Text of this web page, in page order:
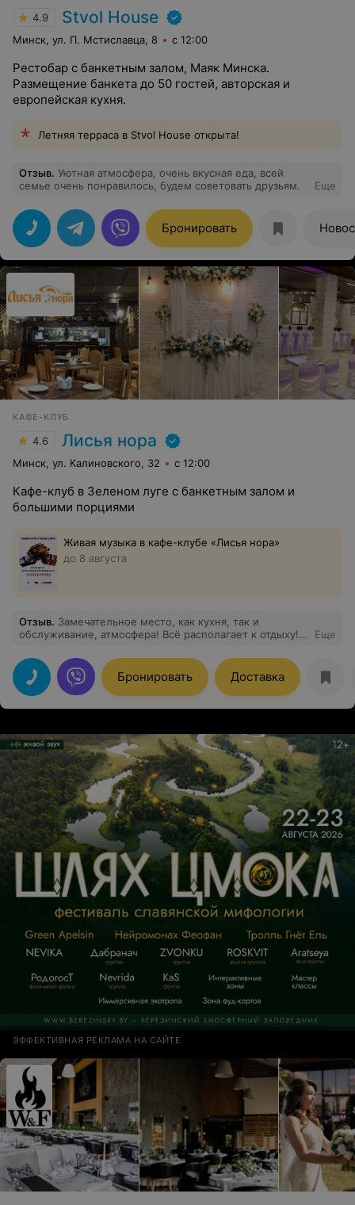
4.9 Stvol House
Минск, ул. П. Мстиславца, 8 с 12:00
Рестобар с банкетным залом, Маяк Минска.
Размещение банкета до 50 гостей, авторская и
европейская кухня.
Летняя терраса в Stvol House открыта!
Отзыв. Уютная атмосфера, очень вкусная еда, всей
семье очень понравилось, будем советовать друзьям.
Еще
Бронировать
КАФЕ-КЛУБ
4.6 Лисья нора
Минск, ул. Калиновского, 32 с 12:00
Кафе-клуб в Зеленом луге с банкетным залом и
большими порциями
Живая музыка в кафе-клубе «Лисья нора»
до 8 августа
Отзыв. Замечательное место, как кухня, так и
обслуживание, атмосфера! Всё располагает к отдыху!
душевность и потрясающий вкус блюд! Отмечали
юбилей 20.09.2025. в это заведение хочется вернуться
снова!
Еще
Бронировать Доставка
ЭФФЕКТИВНАЯ РЕКЛАМА НА САЙТЕ